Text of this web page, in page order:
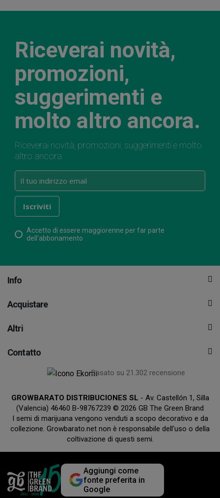
Riceverai novità,
promozioni,
suggerimenti e
molto altro ancora.
Riceverai novità, promozioni, suggerimenti e molto
altro ancora.
Accetto di essere maggiorenne per far parte
dell'abbonamento
Info
Acquistare
Altri
Contatto
Basato su 21.302 recensione
GROWBARATO DISTRIBUCIONES SL - Av. Castellón 1, Silla
(Valencia) 46460 B-98767239 © 2026 GB The Green Brand
I semi di marijuana vengono venduti a scopo decorativo e da
collezione. Growbarato.net non è responsabile dell'uso o della
coltivazione di questi semi.
Aggiungi come
fonte preferita in
Google